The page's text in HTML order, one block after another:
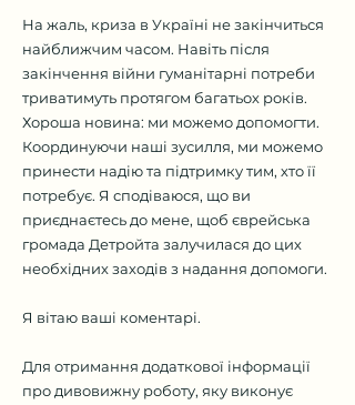
На жаль, криза в Україні не закінчиться
найближчим часом. Навіть після
закінчення війни гуманітарні потреби
триватимуть протягом багатьох років.
Хороша новина: ми можемо допомогти.
Координуючи наші зусилля, ми можемо
принести надію та підтримку тим, хто її
потребує. Я сподіваюся, що ви
приєднаєтесь до мене, щоб єврейська
громада Детройта залучилася до цих
необхідних заходів з надання допомоги.
Я вітаю ваші коментарі.
Для отримання додаткової інформації
про дивовижну роботу, яку виконує